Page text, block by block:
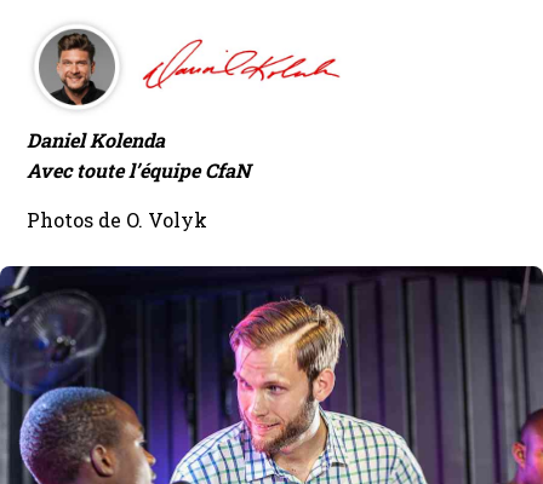
Daniel Kolenda
Avec toute l’équipe CfaN
Photos de O. Volyk